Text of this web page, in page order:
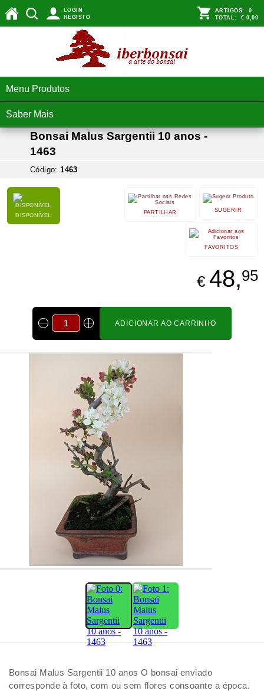
LOGIN
REGISTO
ARTIGOS: 0
TOTAL: € 0,00
Menu Produtos
Saber Mais
Bonsai Malus Sargentii 10 anos -
1463
Código:1463
DISPONÍVEL
SUGERIR
PARTILHAR
FAVORITOS
€ 48,95
ADICIONAR AO CARRINHO
Bonsai Malus Sargentii 10 anos O bonsai enviado
corresponde à foto, com ou sem flores consoante a época.